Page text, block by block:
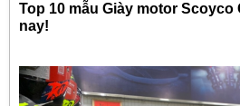
Top 10 mẫu Giày motor Scoyco
nay!